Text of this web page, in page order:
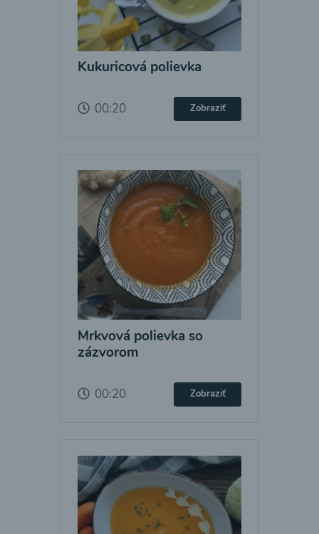
Kukuricová polievka
00:20 Zobraziť
Mrkvová polievka so
zázvorom
00:20 Zobraziť